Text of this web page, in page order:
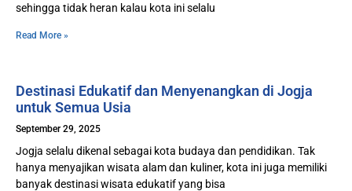
sehingga tidak heran kalau kota ini selalu
Read More »
Destinasi Edukatif dan Menyenangkan di Jogja
untuk Semua Usia
September 29, 2025
Jogja selalu dikenal sebagai kota budaya dan pendidikan. Tak
hanya menyajikan wisata alam dan kuliner, kota ini juga memiliki
banyak destinasi wisata edukatif yang bisa